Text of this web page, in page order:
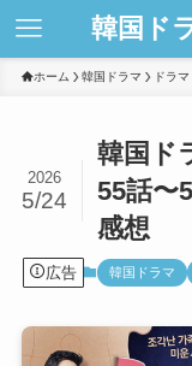
韓国ド
ホーム 韓国ドラマ ドラマ
韓国ド
55話〜
感想
2026
5/24
広告 韓国ドラマ